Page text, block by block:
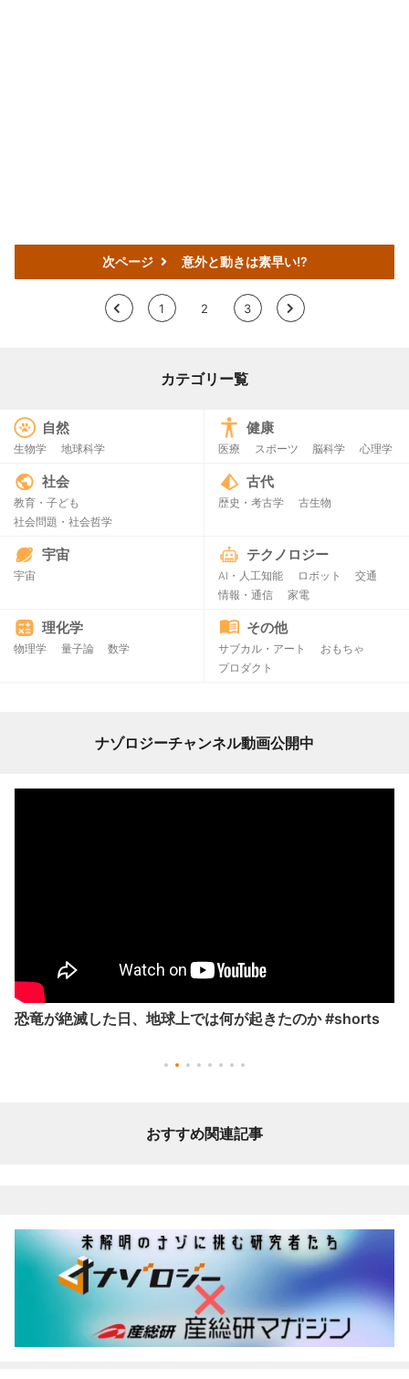
次ページ 意外と動きは素早い!?
< 1 2 3 >
カテゴリー覧
自然
生物学 地球科学
健康
医療 スポーツ 脳科学 心理学
社会
教育・子ども
社会問題・社会哲学
古代
歴史・考古学 古生物
宇宙
宇宙
テクノロジー
AI・人工知能 ロボット
交通
情報・通信
家電
理化学
物理学 量子論 数学
その他
サブカル・アート
おもちゃ
プロダクト
ナゾロジーチャンネル動画公開中
恐竜が絶滅した日、地球上では何が起きたのか #shorts
おすすめ関連記事